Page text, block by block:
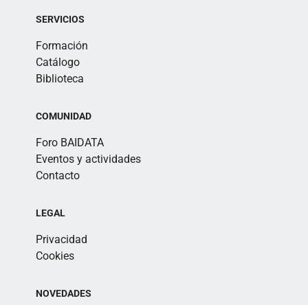
SERVICIOS
Formación
Catálogo
Biblioteca
COMUNIDAD
Foro BAIDATA
Eventos y actividades
Contacto
LEGAL
Privacidad
Cookies
NOVEDADES